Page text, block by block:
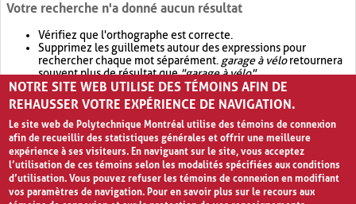
Votre recherche n'a donné aucun résultat
Vérifiez que l'orthographe est correcte.
Supprimez les guillemets autour des expressions pour
rechercher chaque mot séparément. garage à véloretournera
souvent plus de résultat que"garage à vélo".
Envisagez d'élargir votre recherche avec OR.garage OR vélo
retournera souvent plus de résultat quegarage à vélo
NOTRE SITE WEB UTILISE DES TÉMOINS AFIN DE
REHAUSSER VOTRE EXPÉRIENCE DE NAVIGATION.
Le site web de Polytechnique Montréal utilise des témoins de connexion
afin de recueillir des statistiques générales et offrir une meilleure
expérience à ses visiteurs. En naviguant sur le site, vous acceptez
l’utilisation de ces témoins selon les modalités spécifiées aux conditions
d’utilisation. Vous pouvez refuser les témoins de connexion en modifiant
vos paramètres de navigation. Pour en savoir plus sur le recours aux